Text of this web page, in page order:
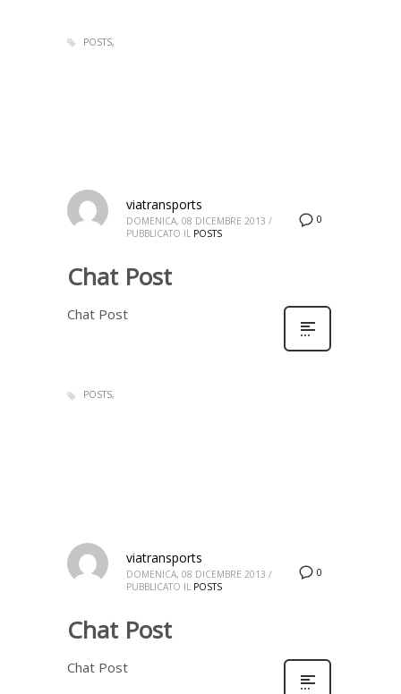
POSTS
0
viatransports
DOMENICA, 08 DICEMBRE 2013 /
PUBBLICATO IL POSTS
Chat Post
Chat Post
POSTS
0
viatransports
DOMENICA, 08 DICEMBRE 2013 /
PUBBLICATO IL POSTS
Chat Post
Chat Post